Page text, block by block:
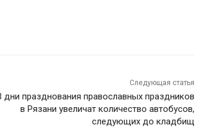
Следующая статья
дни празднования православных праздников
в Рязани увеличат количество автобусов,
следующих до кладбищ